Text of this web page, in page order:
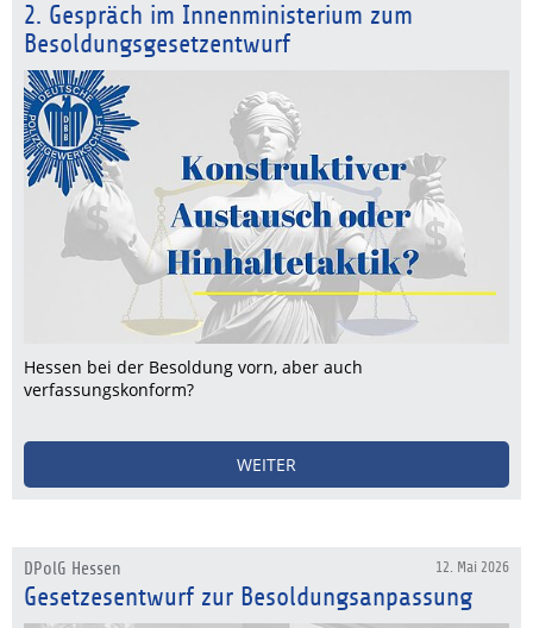
2. Gespräch im Innenministerium zum
Besoldungsgesetzentwurf
Hessen bei der Besoldung vorn, aber auch
verfassungskonform?
WEITER
12. Mai 2026
DPolG Hessen
Gesetzesentwurf zur Besoldungsanpassung